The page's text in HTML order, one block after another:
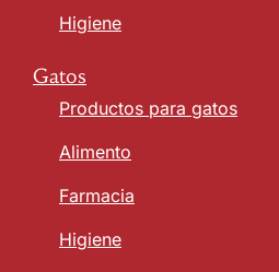
Higiene
Gatos
Productos para gatos
Alimento
Farmacia
Higiene